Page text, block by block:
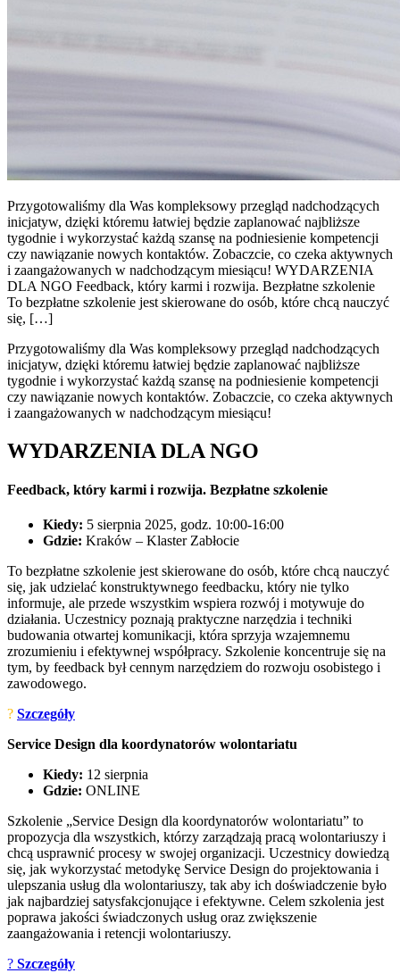
Przygotowaliśmy dla Was kompleksowy przegląd nadchodzących
inicjatyw, dzięki któremu łatwiej będzie zaplanować najbliższe
tygodnie i wykorzystać każdą szansę na podniesienie kompetencji
czy nawiązanie nowych kontaktów. Zobaczcie, co czeka aktywnych
i zaangażowanych w nadchodzącym miesiącu! WYDARZENIA
DLA NGO Feedback, który karmi i rozwija. Bezpłatne szkolenie
To bezpłatne szkolenie jest skierowane do osób, które chcą nauczyć
się, […]
Przygotowaliśmy dla Was kompleksowy przegląd nadchodzących
inicjatyw, dzięki któremu łatwiej będzie zaplanować najbliższe
tygodnie i wykorzystać każdą szansę na podniesienie kompetencji
czy nawiązanie nowych kontaktów. Zobaczcie, co czeka aktywnych
i zaangażowanych w nadchodzącym miesiącu!
WYDARZENIA DLA NGO
Feedback, który karmi i rozwija. Bezpłatne szkolenie
Kiedy: 5 sierpnia 2025, godz. 10:00-16:00
Gdzie: Kraków – Klaster Zabłocie
To bezpłatne szkolenie jest skierowane do osób, które chcą nauczyć
się, jak udzielać konstruktywnego feedbacku, który nie tylko
informuje, ale przede wszystkim wspiera rozwój i motywuje do
działania. Uczestnicy poznają praktyczne narzędzia i techniki
budowania otwartej komunikacji, która sprzyja wzajemnemu
zrozumieniu i efektywnej współpracy. Szkolenie koncentruje się na
tym, by feedback był cennym narzędziem do rozwoju osobistego i
zawodowego.
? Szczegóły
Service Design dla koordynatorów wolontariatu
Kiedy: 12 sierpnia
Gdzie: ONLINE
Szkolenie „Service Design dla koordynatorów wolontariatu” to
propozycja dla wszystkich, którzy zarządzają pracą wolontariuszy i
chcą usprawnić procesy w swojej organizacji. Uczestnicy dowiedzą
się, jak wykorzystać metodykę Service Design do projektowania i
ulepszania usług dla wolontariuszy, tak aby ich doświadczenie było
jak najbardziej satysfakcjonujące i efektywne. Celem szkolenia jest
poprawa jakości świadczonych usług oraz zwiększenie
zaangażowania i retencji wolontariuszy.
? Szczegóły